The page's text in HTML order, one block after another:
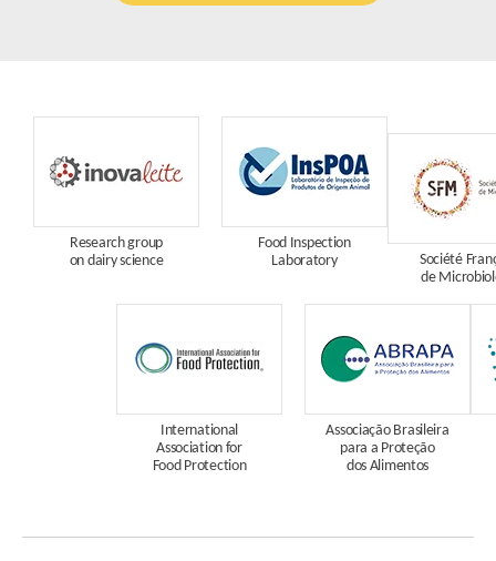
Research group
on dairy science
Food Inspection
Laboratory
Société
de
International
Association for
Food Protection
Associação Brasileira
para a Proteção
dos Alimentos